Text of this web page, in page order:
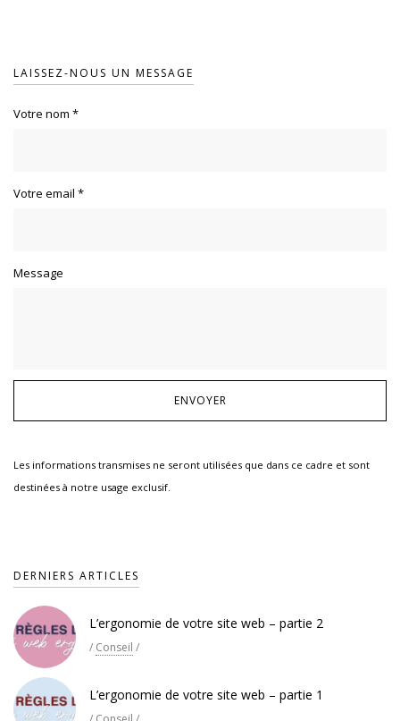
LAISSEZ-NOUS UN MESSAGE
Votre nom *
Votre email *
Message
Les informations transmises ne seront utilisées que dans ce cadre et sont
destinées à notre usage exclusif.
DERNIERS ARTICLES
L’ergonomie de votre site web – partie 2
/ Conseil /
L’ergonomie de votre site web – partie 1